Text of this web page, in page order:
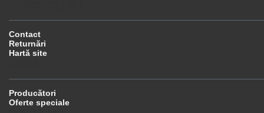
Contact
Returnări
Hartă site
Producători
Oferte speciale